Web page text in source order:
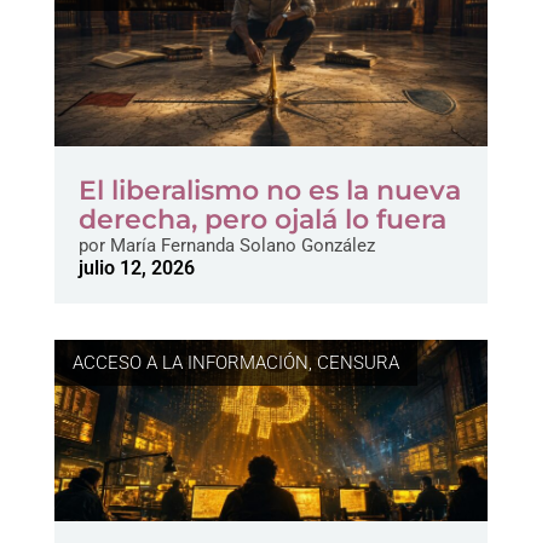
El liberalismo no es la nueva
derecha, pero ojalá lo fuera
porMaría Fernanda Solano González
julio 12, 2026
ACCESO A LA INFORMACIÓN,CENSURA